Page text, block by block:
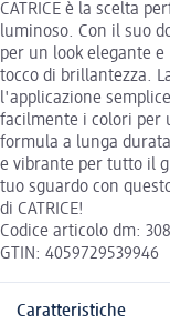
CATRICE è la scelta
luminoso. Con il suo
per un look elegante
tocco di brillantezza.
l'applicazione
facilmente i colori per
formula a lunga
e vibrante per tutto il
tuo sguardo con
di CATRICE!
Codice articolo dm:
GTIN: 4059729539946
Caratteristiche